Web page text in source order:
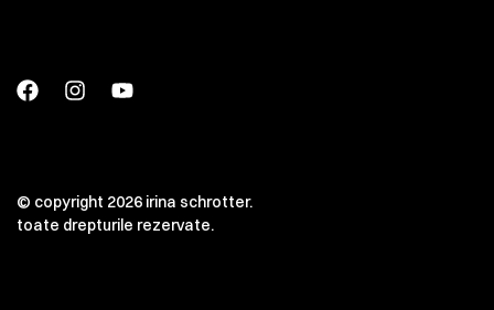
© copyright 2026 irina schrotter.
toate drepturile rezervate.